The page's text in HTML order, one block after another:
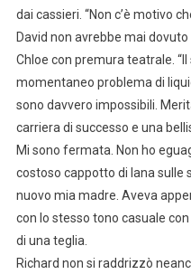
dai cassieri. “Non c’è motivo
David non avrebbe mai
Chloe con premura teatrale.
momentaneo problema di
sono davvero impossibili.
carriera di successo e una
Mi sono fermata. Non ho
costoso cappotto di lana sulle
nuovo mia madre. Aveva
con lo stesso tono casuale
di una teglia.
Richard non si raddrizzò